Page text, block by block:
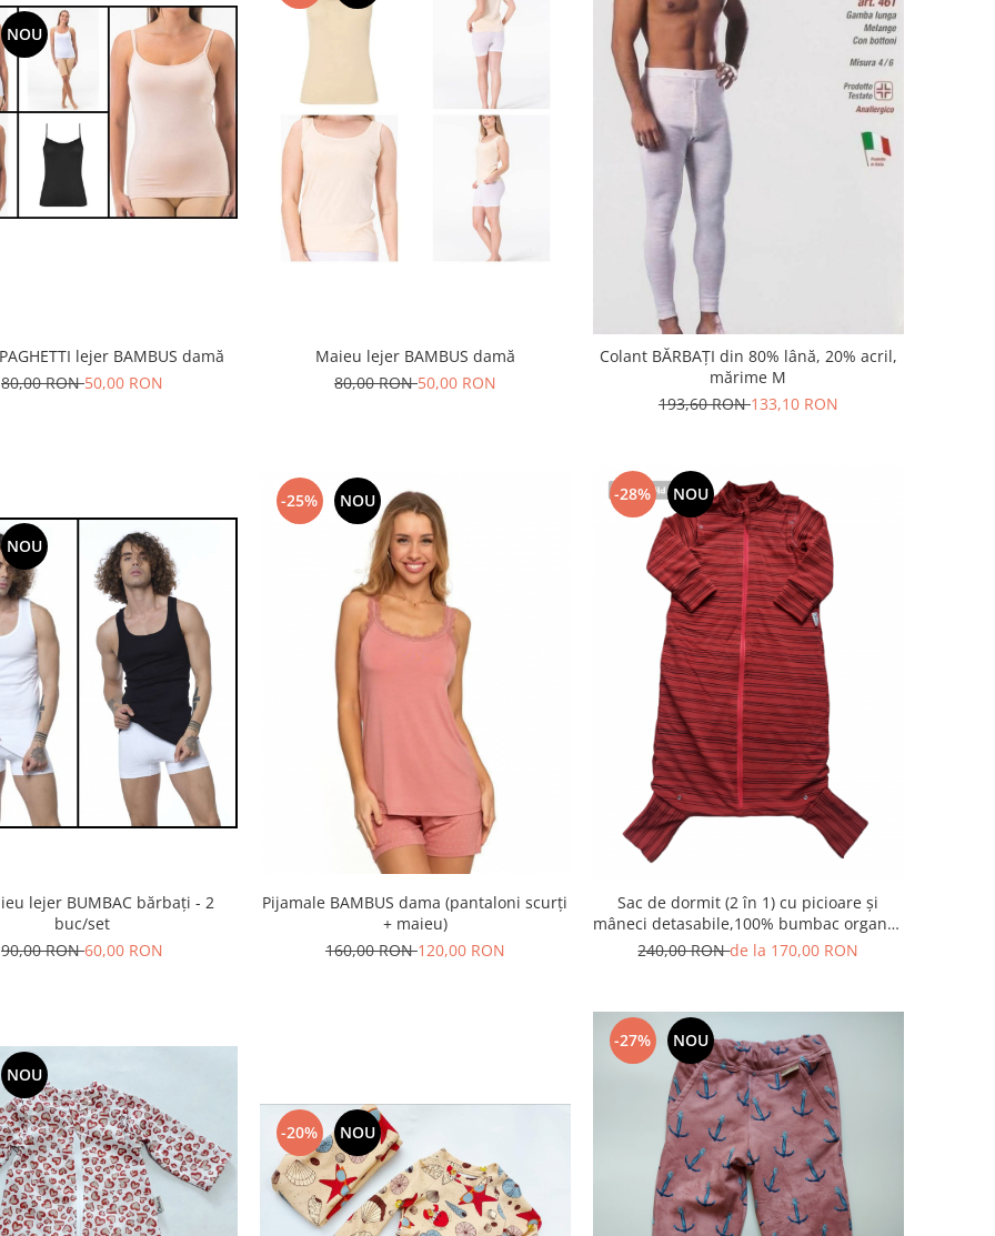
NOU
lejer BAMBUS damă
80,00 RON50,00 RON
Maieu lejer BAMBUS damă
80,00 RON50,00 RON
Colant BĂRBAȚI din 80% lână, 20% acril,
mărime M
193,60 RON133,10 RON
NOU
lejer BUMBAC bărbați - 2
buc/set
90,00 RON60,00 RON
-25% NOU
Pijamale BAMBUS dama (pantaloni scurți
+ maieu)
160,00 RON120,00 RON
-28% NOU
Sac de dormit (2 în 1) cu picioare și
mâneci detasabile,100% bumbac organic,
2x200 g/m2
240,00 RONde la 170,00 RON
NOU
-20% NOU
-27% NOU